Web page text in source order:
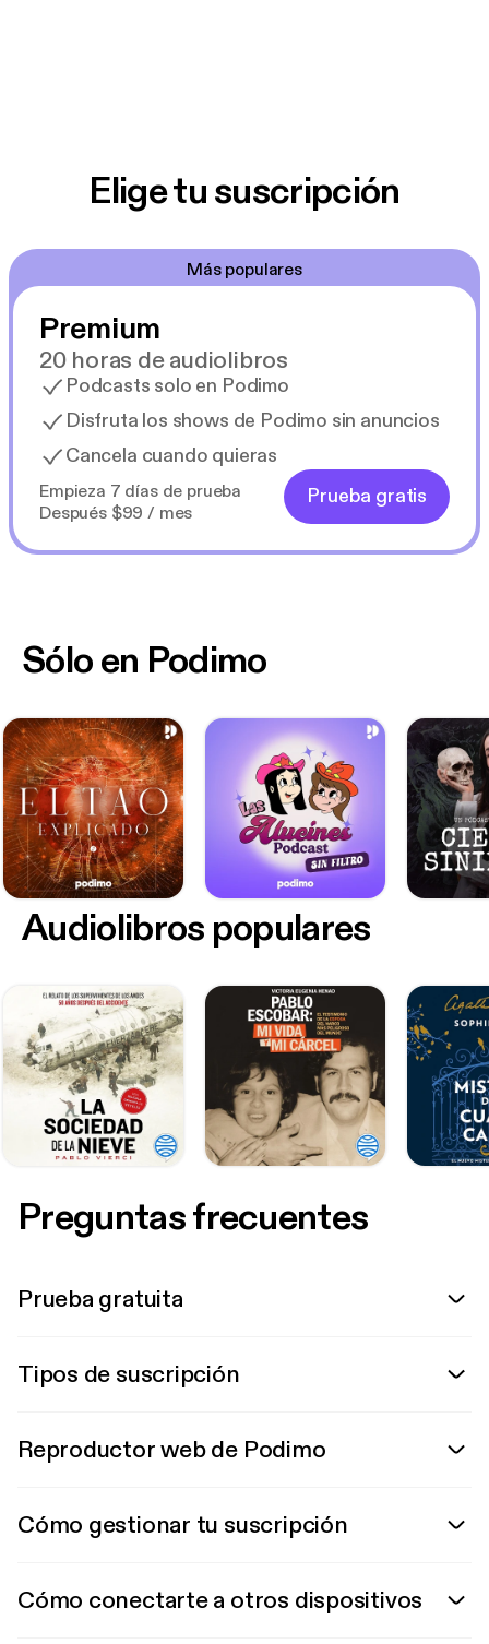
Elige tu suscripción
Más populares
Premium
20 horas de audiolibros
Podcasts solo en Podimo
Disfruta los shows de Podimo sin anuncios
Cancela cuando quieras
Empieza 7 días de prueba
Después $99 / mes
Prueba gratis
Sólo en Podimo
Audiolibros populares
Preguntas frecuentes
Prueba gratuita
Tipos de suscripción
Reproductor web de Podimo
Cómo gestionar tu suscripción
Cómo conectarte a otros dispositivos